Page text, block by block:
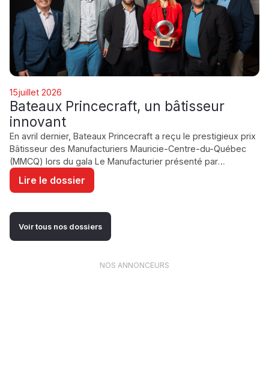
NOS ANNONCEURS
GESTION
D'ENTREPRISE /
INVESTISSEMENT
15juillet 2026
Bateaux Princecraft, un bâtisseur
innovant
En avril dernier, Bateaux Princecraft a reçu le prestigieux prix
Bâtisseur des Manufacturiers Mauricie-Centre-du-Québec
(MMCQ) lors du gala Le Manufacturier présenté par
Desjardins Entreprises.
Lire le dossier
Voir tous nos dossiers